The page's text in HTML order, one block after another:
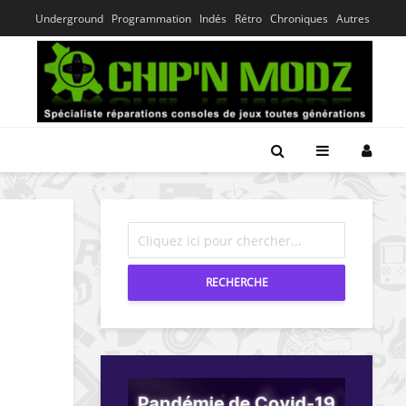
Underground Programmation Indés Rétro Chroniques Autres
RECHERCHE